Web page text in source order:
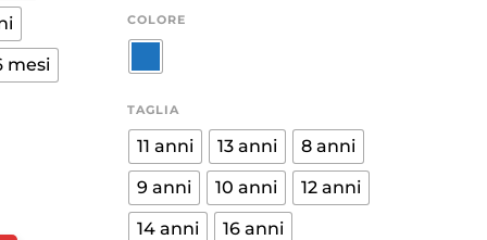
mesi
COLORE
TAGLIA
11 anni 13 anni
8 anni
9 anni
10 anni
12 anni
14 anni
16 anni